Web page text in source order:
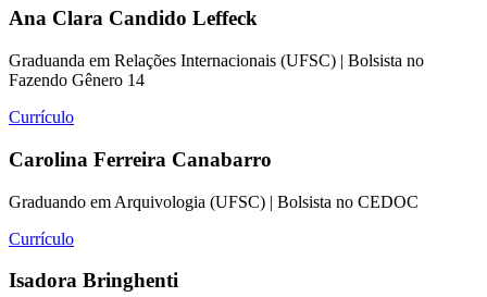
Ana Clara Candido Leffeck
Graduanda em Relações Internacionais (UFSC) | Bolsista no
Fazendo Gênero 14
Currículo
Carolina Ferreira Canabarro
Graduando em Arquivologia (UFSC) | Bolsista no CEDOC
Currículo
Isadora Bringhenti